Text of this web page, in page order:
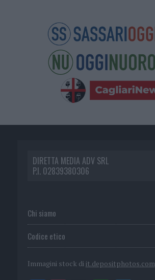
DIRETTA MEDIA ADV SRL
P.I. 02839380306
Chi siamo
Codice etico
Immagini stock di it.depositphotos.com